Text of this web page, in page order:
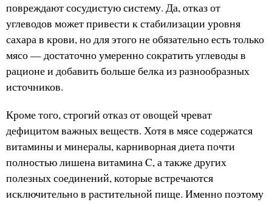
повреждают сосудистую систему. Да, отказ от
углеводов может привести к стабилизации уровня
сахара в крови, но для этого не обязательно есть только
мясо — достаточно умеренно сократить углеводы в
рационе и добавить больше белка из разнообразных
источников.
Кроме того, строгий отказ от овощей чреват
дефицитом важных веществ. Хотя в мясе содержатся
витамины и минералы, карниворная диета почти
полностью лишена витамина C, а также других
полезных соединений, которые встречаются
исключительно в растительной пище. Именно поэтому